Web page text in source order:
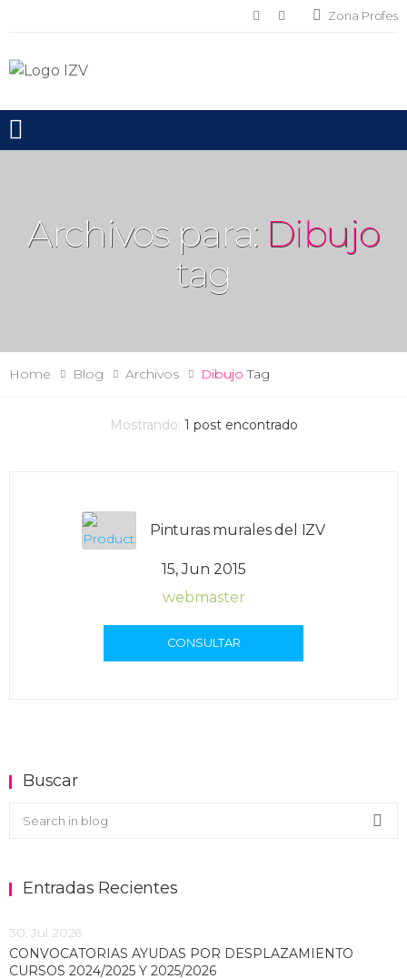
Zona Profes
Toggle mobile menu
Archivos para: Dibujo
tag
Home Blog Archivos Dibujo Tag
Mostrando: 1 post encontrado
Pinturas murales del IZV
15, Jun 2015
webmaster
CONSULTAR
Buscar
Buscar en el blog
Entradas Recientes
30, Jul 2026
CONVOCATORIAS AYUDAS POR DESPLAZAMIENTO
CURSOS 2024/2025 Y 2025/2026